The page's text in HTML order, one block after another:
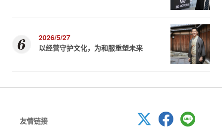
2026/5/27
以经营守护文化，为和服重塑未来
友情链接